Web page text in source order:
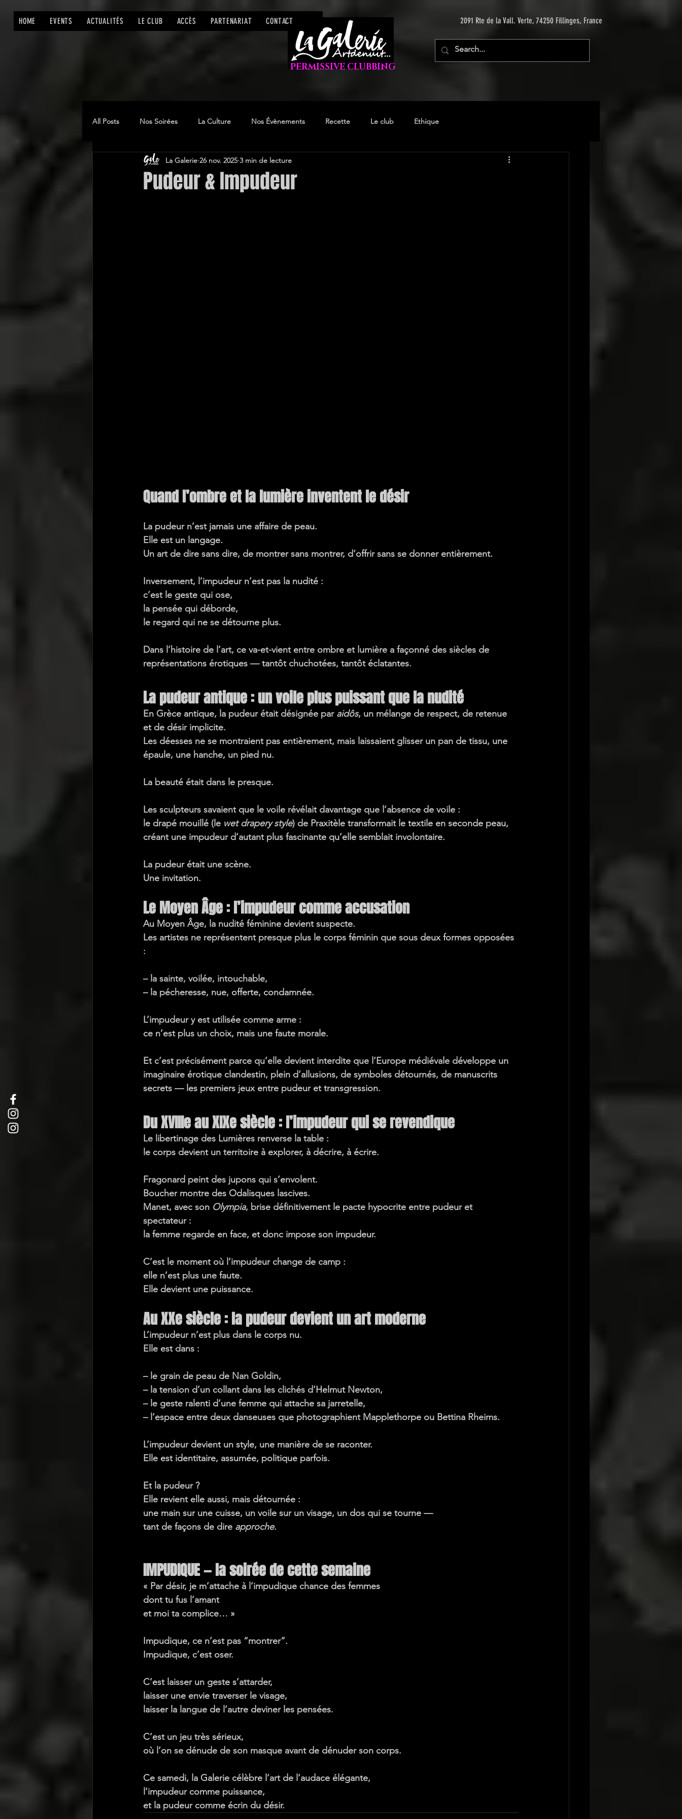
HOME EVENTS ACTUALITÉS LE CLUB ACCÈS PARTENARIAT CONTACT 2091 Rte de la Vall. Verte, 74250 Fillinges, France
PERMISSIVE CLUBBING
All Posts Nos Soirées La Culture Nos Évènements Recette Le club Ethique
Pudeur & Impudeur
La Galerie 26 nov. 2025 3 min de lecture
Quand l’ombre et la lumière inventent le désir
La pudeur n’est jamais une affaire de peau.
Elle est un langage.
Un art de dire sans dire, de montrer sans montrer, d’offrir sans se donner entièrement.
Inversement, l’impudeur n’est pas la nudité :
c’est le geste qui ose,
la pensée qui déborde,
le regard qui ne se détourne plus.
Dans l’histoire de l’art, ce va-et-vient entre ombre et lumière a façonné des siècles de
représentations érotiques — tantôt chuchotées, tantôt éclatantes.
La pudeur antique : un voile plus puissant que la nudité
En Grèce antique, la pudeur était désignée par aidôs, un mélange de respect, de retenue
et de désir implicite.
Les déesses ne se montraient pas entièrement, mais laissaient glisser un pan de tissu, une
épaule, une hanche, un pied nu.
La beauté était dans le presque.
Les sculpteurs savaient que le voile révélait davantage que l’absence de voile :
le drapé mouillé (le wet drapery style) de Praxitèle transformait le textile en seconde peau,
créant une impudeur d’autant plus fascinante qu’elle semblait involontaire.
La pudeur était une scène.
Une invitation.
Le Moyen Âge : l’impudeur comme accusation
Au Moyen Âge, la nudité féminine devient suspecte.
Les artistes ne représentent presque plus le corps féminin que sous deux formes opposées
:
– la sainte, voilée, intouchable,
– la pécheresse, nue, offerte, condamnée.
L’impudeur y est utilisée comme arme :
ce n’est plus un choix, mais une faute morale.
Et c’est précisément parce qu’elle devient interdite que l’Europe médiévale développe un
imaginaire érotique clandestin, plein d’allusions, de symboles détournés, de manuscrits
secrets — les premiers jeux entre pudeur et transgression.
Du XVIIIe au XIXe siècle : l’impudeur qui se revendique
Le libertinage des Lumières renverse la table :
le corps devient un territoire à explorer, à décrire, à écrire.
Fragonard peint des jupons qui s’envolent.
Boucher montre des Odalisques lascives.
Manet, avec son Olympia, brise définitivement le pacte hypocrite entre pudeur et
spectateur :
la femme regarde en face, et donc impose son impudeur.
C’est le moment où l’impudeur change de camp :
elle n’est plus une faute.
Elle devient une puissance.
Au XXe siècle : la pudeur devient un art moderne
L’impudeur n’est plus dans le corps nu.
Elle est dans :
– le grain de peau de Nan Goldin,
– la tension d’un collant dans les clichés d’Helmut Newton,
– le geste ralenti d’une femme qui attache sa jarretelle,
– l’espace entre deux danseuses que photographient Mapplethorpe ou Bettina Rheims.
L’impudeur devient un style, une manière de se raconter.
Elle est identitaire, assumée, politique parfois.
Et la pudeur ?
Elle revient elle aussi, mais détournée :
une main sur une cuisse, un voile sur un visage, un dos qui se tourne —
tant de façons de dire approche.
IMPUDIQUE — la soirée de cette semaine
« Par désir, je m’attache à l’impudique chance des femmes
dont tu fus l’amant
et moi ta complice… »
Impudique, ce n’est pas “montrer”.
Impudique, c’est oser.
C’est laisser un geste s’attarder,
laisser une envie traverser le visage,
laisser la langue de l’autre deviner les pensées.
C’est un jeu très sérieux,
où l’on se dénude de son masque avant de dénuder son corps.
Ce samedi, la Galerie célèbre l’art de l’audace élégante,
l’impudeur comme puissance,
et la pudeur comme écrin du désir.